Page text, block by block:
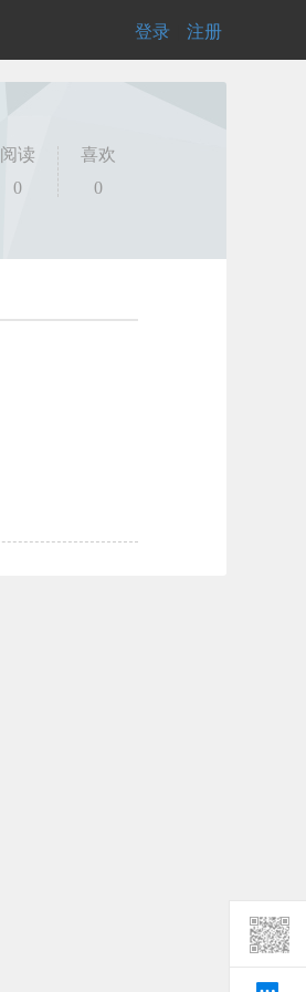
注册
登录
喜欢
0
阅读
0